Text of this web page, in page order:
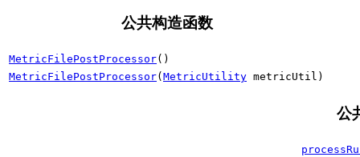
公共构造函数
MetricFilePostProcessor()
MetricFilePostProcessor( MetricUtility metricUtil)
公